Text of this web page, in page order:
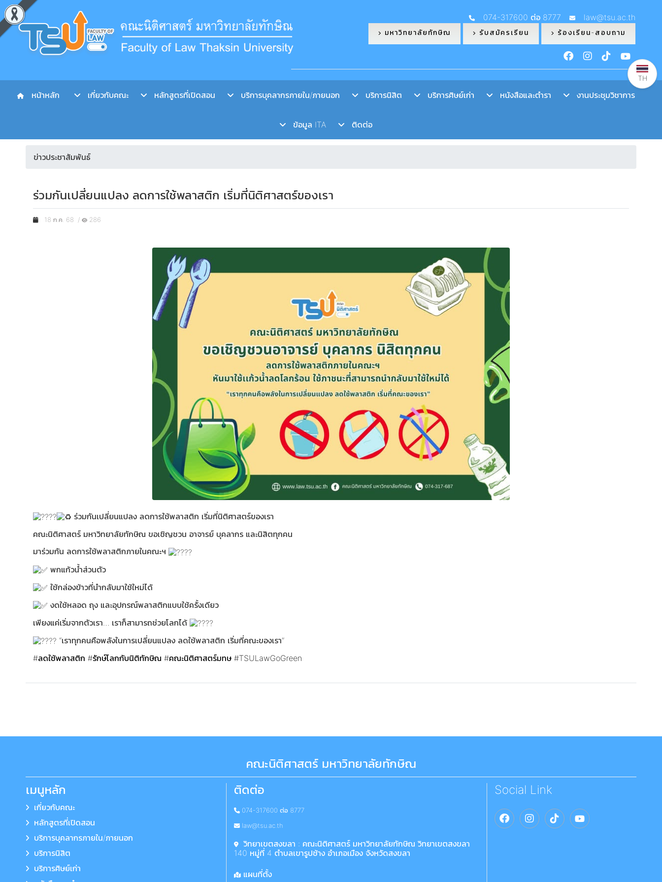
074-317600 ต่อ 8777 law@tsu.ac.th
มหาวิทยาลัยทักษิณ รับสมัครเรียน ร้องเรียน-สอบถาม
หน้าหลัก เกี่ยวกับคณะ หลักสูตรที่เปิดสอน บริการบุคลากรภายใน/ภายนอก บริการนิสิต บริการศิษย์เก่า หนังสือและตำรา งานประชุมวิชาการ
ข้อมูล ITA ติดต่อ
ข่าวประชาสัมพันธ์
ร่วมกันเปลี่ยนแปลง ลดการใช้พลาสติก เริ่มที่นิติศาสตร์ของเรา
18 ก.ค. 68 / 286
ร่วมกันเปลี่ยนแปลง ลดการใช้พลาสติก เริ่มที่นิติศาสตร์ของเรา
คณะนิติศาสตร์ มหาวิทยาลัยทักษิณ ขอเชิญชวน อาจารย์ บุคลากร และนิสิตทุกคน
มาร่วมกัน ลดการใช้พลาสติกภายในคณะฯ
พกแก้วน้ำส่วนตัว
ใช้กล่องข้าวที่นำกลับมาใช้ใหม่ได้
งดใช้หลอด ถุง และอุปกรณ์พลาสติกแบบใช้ครั้งเดียว
เพียงแค่เริ่มจากตัวเรา… เราก็สามารถช่วยโลกได้
“เราทุกคนคือพลังในการเปลี่ยนแปลง ลดใช้พลาสติก เริ่มที่คณะของเรา”
#ลดใช้พลาสติก #รักษ์โลกกับนิติทักษิณ #คณะนิติศาสตร์มทษ #TSULawGoGreen
คณะนิติศาสตร์ มหาวิทยาลัยทักษิณ
เมนูหลัก
เกี่ยวกับคณะ
หลักสูตรที่เปิดสอน
บริการบุคลากรภายใน/ภายนอก
บริการนิสิต
บริการศิษย์เก่า
ติดต่อ
074-317600 ต่อ 8777
law@tsu.ac.th
วิทยาเขตสงขลา : คณะนิติศาสตร์ มหาวิทยาลัยทักษิณ วิทยาเขตสงขลา
140 หมู่ที่ 4 ตำบลเขารูปช้าง อำเภอเมือง จังหวัดสงขลา
แผนที่ตั้ง
Social Link
TH